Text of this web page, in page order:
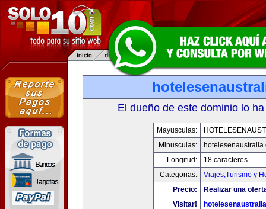
El dueño de este dominio lo
Mayusculas:
Minusculas:
Longitud:
18 caracteres
Categorias:
Viajes,Turismo y
Precio:
Realizar una
Visitar!